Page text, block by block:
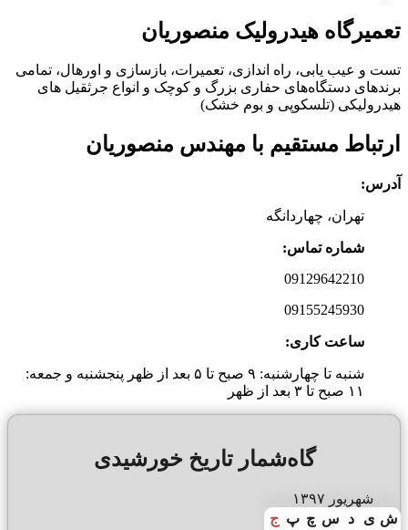
تعمیرگاه هیدرولیک منصوریان
تست و عیب یابی، راه اندازی، تعمیرات، بازسازی و اورهال، تمامی
برندهای دستگاه‌های حفاری بزرگ و کوچک و انواع جرثقیل های
هیدرولیکی (تلسکوپی و بوم خشک)
ارتباط مستقیم با مهندس منصوریان
آدرس:
تهران، چهاردانگه
شماره تماس:
09129642210
09155245930
ساعت کاری:
شنبه تا چهارشنبه: ۹ صبح تا ۵ بعد از ظهر پنجشنبه و جمعه:
۱۱ صبح تا ۳ بعد از ظهر
گاه‌شمار تاریخ خورشیدی
شهریور ۱۳۹۷
ش ی د س چ پ ج